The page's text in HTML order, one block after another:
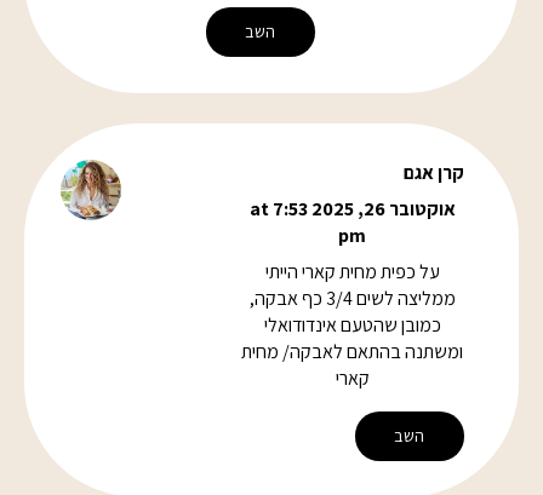
השב
קרן אגם
אוקטובר 26, 2025 at 7:53
pm
על כפית מחית קארי הייתי
ממליצה לשים 3/4 כף אבקה,
כמובן שהטעם אינדודואלי
ומשתנה בהתאם לאבקה/ מחית
קארי
השב